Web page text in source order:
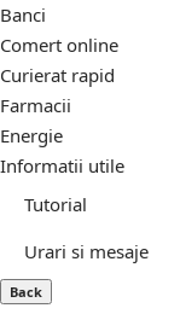
Banci
Comert online
Curierat rapid
Farmacii
Energie
Informatii utile
Tutorial
Urari si mesaje
Back